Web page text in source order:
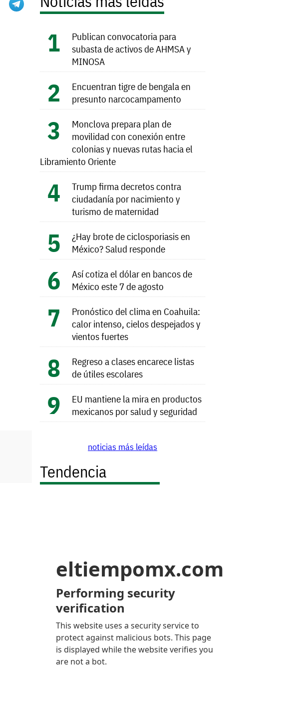
Publican convocatoria para
subasta de activos de AHMSA y
MINOSA
Encuentran tigre de bengala en
presunto narcocampamento
Monclova prepara plan de
movilidad con conexión entre
colonias y nuevas rutas hacia el
Libramiento Oriente
Trump firma decretos contra
ciudadanía por nacimiento y
turismo de maternidad
¿Hay brote de ciclosporiasis en
México? Salud responde
Así cotiza el dólar en bancos de
México este 7 de agosto
Pronóstico del clima en Coahuila:
calor intenso, cielos despejados y
vientos fuertes
Regreso a clases encarece listas
de útiles escolares
EU mantiene la mira en productos
mexicanos por salud y seguridad
noticias más leídas
Tendencia